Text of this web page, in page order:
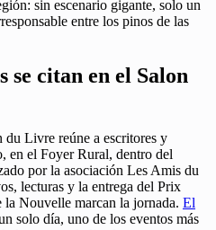
sin escenario gigante, solo un
entre los pinos de las
se citan en el Salon
du Livre reúne a escritores y
en el Foyer Rural, dentro del
por la asociación Les Amis du
lecturas y la entrega del Prix
Nouvelle marcan la jornada. El
solo día, uno de los eventos más